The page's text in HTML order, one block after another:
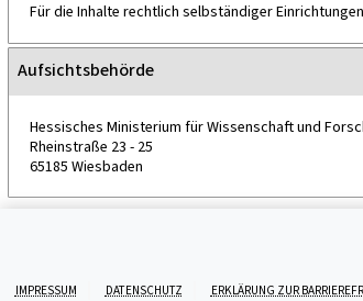
Für die Inhalte rechtlich selbständiger
Aufsichtsbehörde
Hessisches Ministerium für Wissenschaft und
Rheinstraße 23 - 25
65185 Wiesbaden
IMPRESSUM DATENSCHUTZ ERKLÄRUNG ZUR